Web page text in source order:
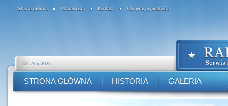
Strona główna Aktualności Kontakt Polityka prywatności
08. Aug 2026
STRONA GŁÓWNA HISTORIA GALERIA